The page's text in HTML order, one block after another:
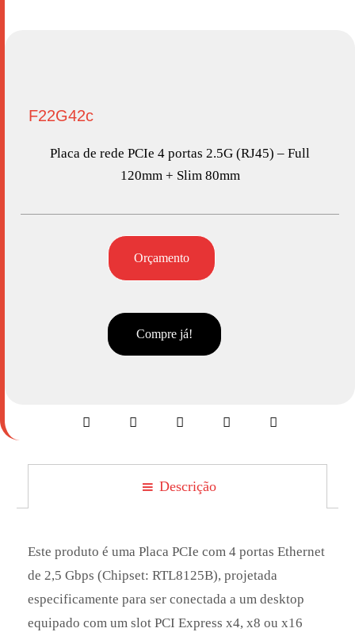
F22G42c
Placa de rede PCIe 4 portas 2.5G (RJ45) – Full
120mm + Slim 80mm
Orçamento
Compre já!
Descrição
Este produto é uma Placa PCIe com 4 portas Ethernet
de 2,5 Gbps (Chipset: RTL8125B), projetada
especificamente para ser conectada a um desktop
equipado com um slot PCI Express x4, x8 ou x16